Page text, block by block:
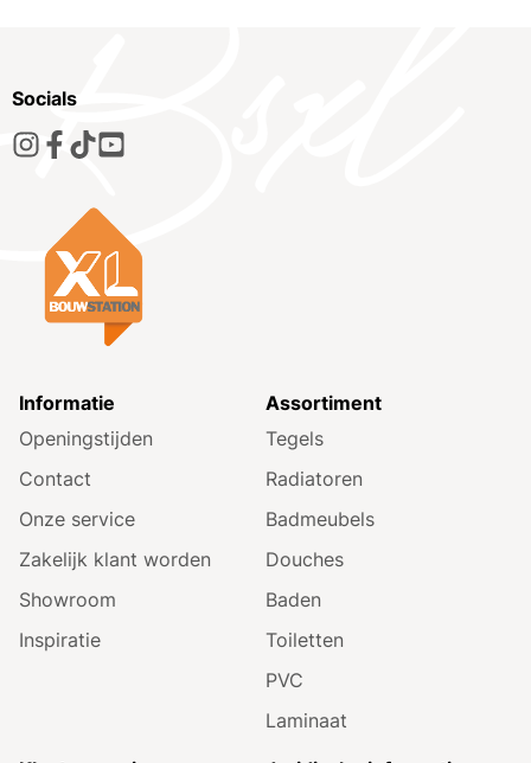
Socials
Informatie
Openingstijden
Contact
Onze service
Zakelijk klant worden
Showroom
Inspiratie
Assortiment
Tegels
Radiatoren
Badmeubels
Douches
Baden
Toiletten
PVC
Laminaat